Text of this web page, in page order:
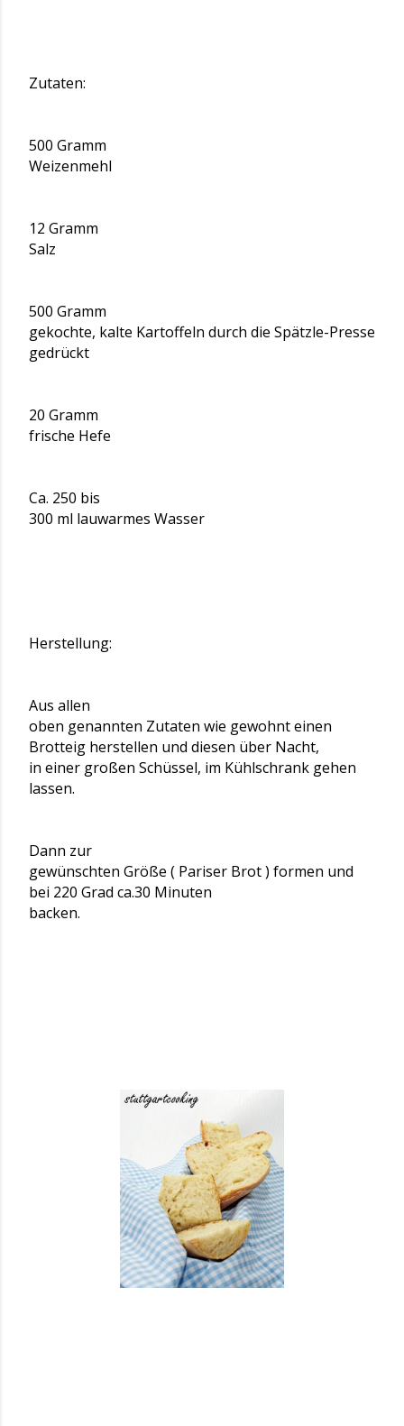
Zutaten:
500 Gramm
Weizenmehl
12 Gramm
Salz
500 Gramm
gekochte, kalte Kartoffeln durch die Spätzle-Presse
gedrückt
20 Gramm
frische Hefe
Ca. 250 bis
300 ml lauwarmes Wasser
Herstellung:
Aus allen
oben genannten Zutaten wie gewohnt einen
Brotteig herstellen und diesen über Nacht,
in einer großen Schüssel, im Kühlschrank gehen
lassen.
Dann zur
gewünschten Größe ( Pariser Brot ) formen und
bei 220 Grad ca.30 Minuten
backen.